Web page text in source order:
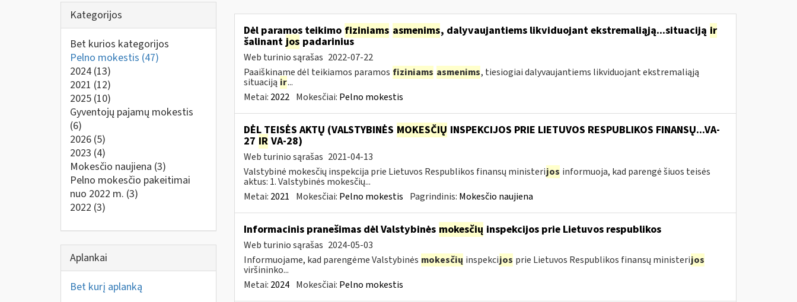
Kategorijos
Bet kurios kategorijos
Pelno mokestis (47)
2024 (13)
2021 (12)
2025 (10)
Gyventojų pajamų mokestis
(6)
2026 (5)
2023 (4)
Mokesčio naujiena (3)
Pelno mokesčio pakeitimai
nuo 2022 m. (3)
2022 (3)
Aplankai
Bet kurį aplanką
Dėl paramos teikimo fiziniams asmenims, dalyvaujantiems likviduojant ekstremaliąją...situaciją ir
šalinantjos padarinius
Web turinio sąrašas 2022-07-22
Paaiškiname dėl teikiamos paramos fiziniams asmenims, tiesiogiai dalyvaujantiems likviduojant ekstremaliąją
situaciją ir...
Metai: 2022 Mokesčiai: Pelno mokestis
DĖL TEISĖS AKTŲ (VALSTYBINĖS MOKESČIŲ INSPEKCIJOS PRIE LIETUVOS RESPUBLIKOS FINANSŲ...VA-
27 IR VA-28)
Web turinio sąrašas 2021-04-13
Valstybinė mokesčių inspekcija prie Lietuvos Respublikos finansų ministerijos informuoja, kad parengė šiuos teisės
aktus: 1. Valstybinės mokesčių...
Metai: 2021 Mokesčiai: Pelno mokestis Pagrindinis: Mokesčio naujiena
Informacinis pranešimas dėl Valstybinės mokesčių inspekcijos prie Lietuvos respublikos
Web turinio sąrašas 2024-05-03
Informuojame, kad parengėme Valstybinės mokesčių inspekcijos prie Lietuvos Respublikos finansų ministerijos
viršininko...
Metai: 2024 Mokesčiai: Pelno mokestis